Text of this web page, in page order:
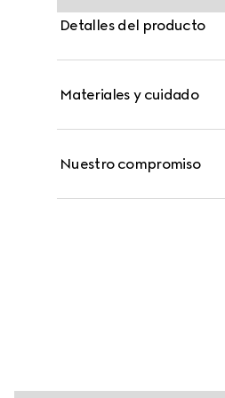
combinación con otras.
en la barra colgante.
Detalles del producto
Materiales y cuidado
Nuestro compromiso